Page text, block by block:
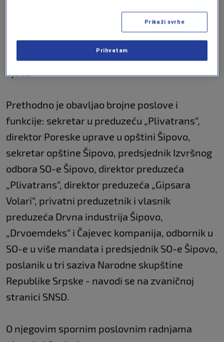
Kovač je kadar SNSD-a, oženjen i ima dvoje
djece.
Prethodno je obavljao brojne poslove i
funkcije: sekretar u preduzeću „Plivatrans“,
direktor Poreske uprave u opštini Šipovo,
sekretar opštine Šipovo, predsjednik Izvršnog
odbora SO-e Šipovo, direktor preduzeća
„Plivatrans“, direktor preduzeća „Gipsara
Volari“, privatni preduzetnik i vlasnik
preduzeća Drvna industrija Šipovo,
„Drvoemdeks“ i Čajevec kompanija, odbornik u
SO-e u više mandata i predsjednik SO-e Šipovo,
poslanik u tri saziva Narodne skupštine
Republike Srpske - navodi se na zvaničnoj
stranici SNSD.
O njegovim spornim poslovnim radnjama
Prikaži svrhe
Prihvatam